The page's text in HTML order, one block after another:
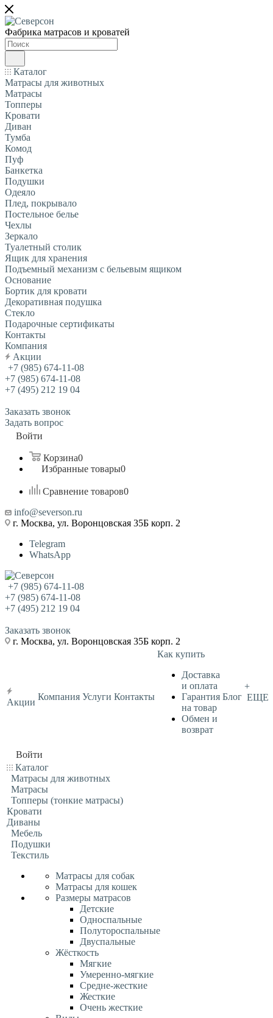
Фабрика матрасов и кроватей
Каталог
Матрасы для животных
Матрасы
Топперы
Кровати
Диван
Тумба
Комод
Пуф
Банкетка
Подушки
Одеяло
Плед, покрывало
Постельное белье
Чехлы
Зеркало
Туалетный столик
Ящик для хранения
Подъемный механизм с бельевым ящиком
Основание
Бортик для кровати
Декоративная подушка
Стекло
Подарочные сертификаты
Контакты
Компания
Акции
+7 (985) 674-11-08
+7 (985) 674-11-08
+7 (495) 212 19 04
Заказать звонок
Задать вопрос
Войти
Корзина0
Избранные товары0
Сравнение товаров0
info@severson.ru
г. Москва, ул. Воронцовская 35Б корп. 2
Telegram
WhatsApp
+7 (985) 674-11-08
+7 (985) 674-11-08
+7 (495) 212 19 04
Заказать звонок
г. Москва, ул. Воронцовская 35Б корп. 2
Акции
Компания Услуги Контакты
Как купить
Доставка
и оплата
Гарантия
на товар
Обмен и
возврат
Блог
+
ЕЩЕ
Войти
Каталог
Матрасы для животных
Матрасы
Топперы (тонкие матрасы)
Кровати
Диваны
Мебель
Подушки
Текстиль
Матрасы для собак
Матрасы для кошек
Размеры матрасов
Детские
Односпальные
Полутороспальные
Двуспальные
Жёсткость
Мягкие
Умеренно-мягкие
Средне-жесткие
Жесткие
Очень жесткие